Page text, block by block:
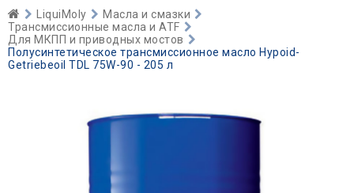
LiquiMoly
Масла и смазки
Трансмиссионные масла и ATF
Для МКПП и приводных мостов
Полусинтетическое трансмиссионное масло Hypoid-
Getriebeoil TDL 75W-90 - 205 л